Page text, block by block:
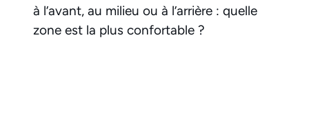
à l’avant, au milieu ou à l’arrière : quelle
zone est la plus confortable ?